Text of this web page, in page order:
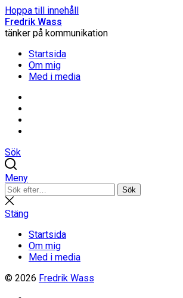
Hoppa till innehåll
Fredrik Wass
tänker på kommunikation
Startsida
Om mig
Med i media
Sök
Meny
Sök
efter:
Sök
Stäng
sökning
Stäng
Startsida
Om mig
Med i media
© 2026 Fredrik Wass